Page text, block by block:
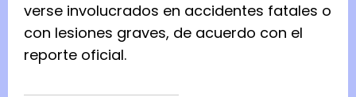
verse involucrados en accidentes fatales o
con lesiones graves, de acuerdo con el
reporte oficial.